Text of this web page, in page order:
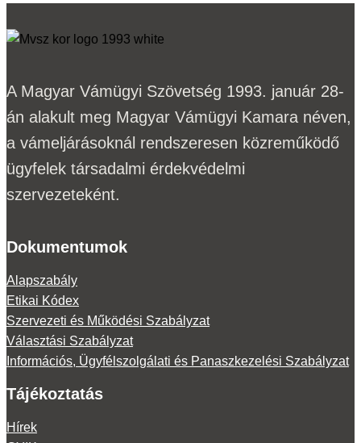
A Magyar Vámügyi Szövetség 1993. január 28-
án alakult meg Magyar Vámügyi Kamara néven,
a vámeljárásoknál rendszeresen közreműködő
ügyfelek társadalmi érdekvédelmi
szervezeteként.
Dokumentumok
Alapszabály
Etikai Kódex
Szervezeti és Működési Szabályzat
Választási Szabályzat
Információs, Ügyfélszolgálati és Panaszkezelési Szabályzat
Tájékoztatás
Hírek